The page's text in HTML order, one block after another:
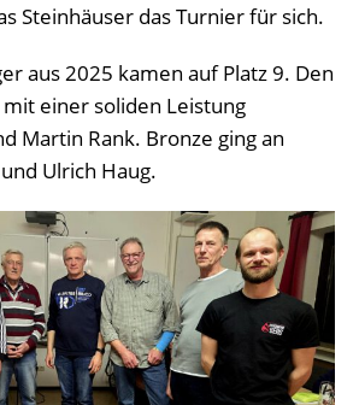
Steinhäuser das Turnier für sich.
aus 2025 kamen auf Platz 9. Den
einer soliden Leistung
Martin Rank. Bronze ging an
Ulrich Haug.